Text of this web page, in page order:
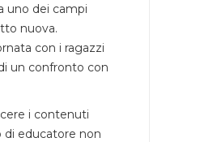
uno dei campi
nuova.
con i ragazzi
un confronto con
i contenuti
di educatore non